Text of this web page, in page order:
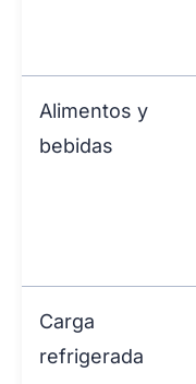
Alimentos y
bebidas
Carga
refrigerada